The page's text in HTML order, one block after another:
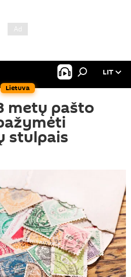
Lietuva
LIT
metų pašto
stulpais